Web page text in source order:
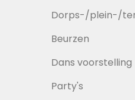
Dorps-/plein-/
Beurzen
Dans voorstelling
Party's